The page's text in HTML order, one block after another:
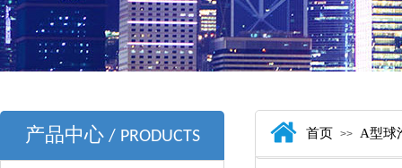
产品中心/ PRODUCTS 首页 >> A型球